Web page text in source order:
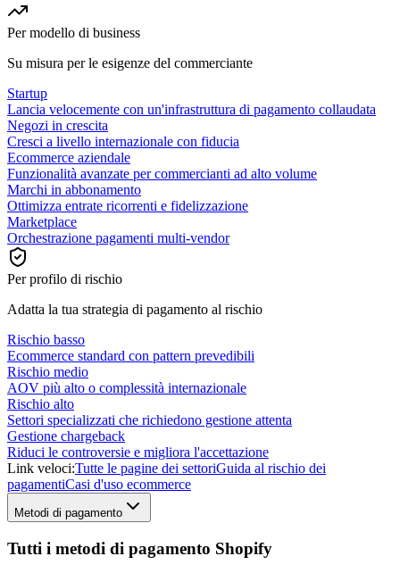
Per modello di business
Su misura per le esigenze del commerciante
Startup
Lancia velocemente con un'infrastruttura di pagamento collaudata
Negozi in crescita
Cresci a livello internazionale con fiducia
Ecommerce aziendale
Funzionalità avanzate per commercianti ad alto volume
Marchi in abbonamento
Ottimizza entrate ricorrenti e fidelizzazione
Marketplace
Orchestrazione pagamenti multi-vendor
Per profilo di rischio
Adatta la tua strategia di pagamento al rischio
Rischio basso
Ecommerce standard con pattern prevedibili
Rischio medio
AOV più alto o complessità internazionale
Rischio alto
Settori specializzati che richiedono gestione attenta
Gestione chargeback
Riduci le controversie e migliora l'accettazione
Link veloci:Tutte le pagine dei settoriGuida al rischio dei
pagamentiCasi d'uso ecommerce
Metodi di pagamento
Tutti i metodi di pagamento Shopify